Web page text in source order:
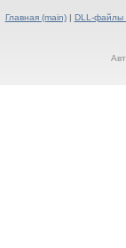
Главная (main)| DLL-файлы